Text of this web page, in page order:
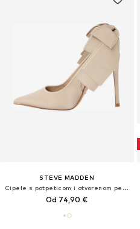
STEVE MADDEN
Cipele s potpeticom i otvorenom petom 'Teacup'
Od 74,90 €